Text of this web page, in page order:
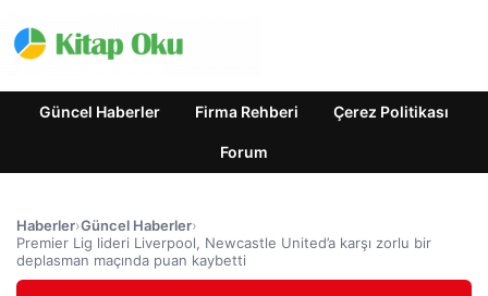
Güncel Haberler Firma Rehberi Çerez Politikası
Forum
Haberler›Güncel Haberler›
Premier Lig lideri Liverpool, Newcastle United’a karşı zorlu bir
deplasman maçında puan kaybetti